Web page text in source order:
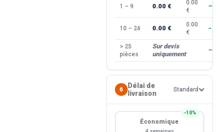
1 – 9 0.00 €
0.00
€
—
10 – 24 0.00 €
0.00
€
> 25
pièces
Sur devis
uniquement
—
6
Délai de
livraison
Standard
−10%
Économique